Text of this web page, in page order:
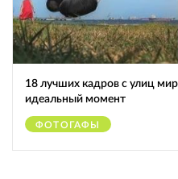
18 лучших кадров с улиц
идеальный момент
ФОТОГАФЫ